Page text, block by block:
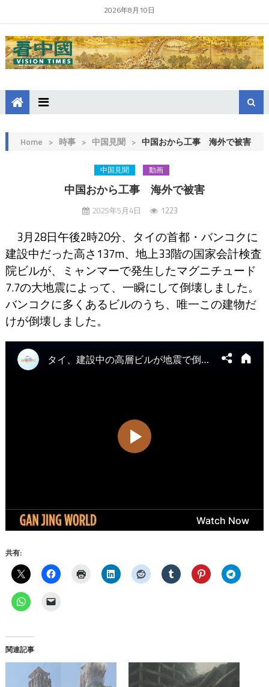
2026年8月10日
Home > 時事 > 中国見聞 > 中国おから工事 海外で被害
中国見聞 動画
中国おから工事 海外で被害
2025年5月4日 1223
3月28日午後2時20分、タイの首都・バンコクに
建設中だった高さ137m、地上33階の国家会計検査
院ビルが、ミャンマーで発生したマグニチュード
7.7の大地震によって、一瞬にして倒壊しました。
バンコクに多くあるビルのうち、唯一この建物だ
けが倒壊しました。
共有:
関連記事